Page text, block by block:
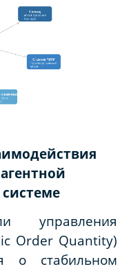
управления
Order Quantity)
о стабильном